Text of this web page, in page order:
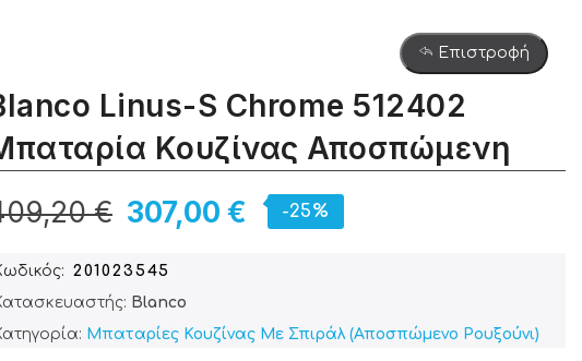
Επιστροφή
Linus-S Chrome 512402
Κουζίνας Αποσπώμενη
307,00 €
€ -25%
201023545
Blanco
Μπαταρίες Κουζίνας Με Σπιράλ (Αποσπώμενο Ρουξούνι)